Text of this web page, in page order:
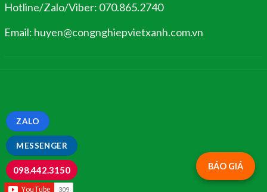
Hotline/Zalo/Viber: 070.865.2740
Email: huyen@congnghiepvietxanh.com.vn
BÁO GIÁ
MESSENGER
ZALO
098.442.3150